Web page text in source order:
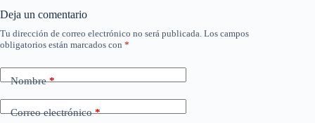
Deja un comentario
Tu dirección de correo electrónico no será publicada. Los campos
obligatorios están marcados con *
Nombre*
Correo electrónico*